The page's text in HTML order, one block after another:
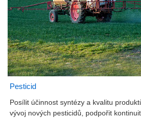
Pesticid
Posílit účinnost syntézy a kvalitu
vývoj nových pesticidů, podpořit